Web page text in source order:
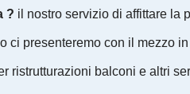
? il nostro servizio di affittare la
ci presenteremo con il mezzo
ristrutturazioni balconi e altri